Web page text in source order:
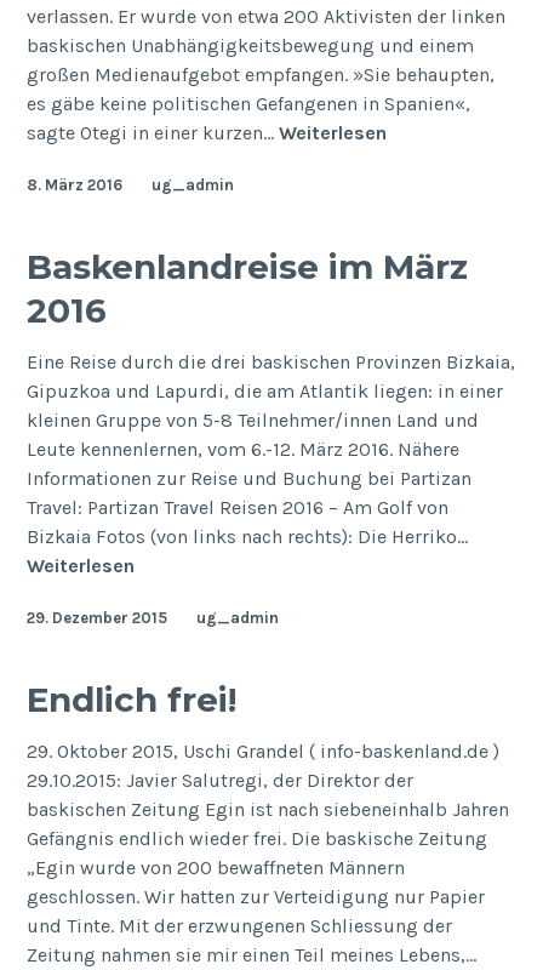
verlassen. Er wurde von etwa 200 Aktivisten der linken
baskischen Unabhängigkeitsbewegung und einem
großen Medienaufgebot empfangen. »Sie behaupten,
es gäbe keine politischen Gefangenen in Spanien«,
sagte Otegi in einer kurzen…Weiterlesen
8. März 2016 ug_admin
Baskenlandreise im März
2016
Eine Reise durch die drei baskischen Provinzen Bizkaia,
Gipuzkoa und Lapurdi, die am Atlantik liegen: in einer
kleinen Gruppe von 5-8 Teilnehmer/innen Land und
Leute kennenlernen, vom 6.-12. März 2016. Nähere
Informationen zur Reise und Buchung bei Partizan
Travel: Partizan Travel Reisen 2016 – Am Golf von
Bizkaia Fotos (von links nach rechts): Die Herriko…
Weiterlesen
März
29. Dezember 2015 ug_admin
Endlich frei!
29. Oktober 2015, Uschi Grandel ( info-baskenland.de )
29.10.2015: Javier Salutregi, der Direktor der
baskischen Zeitung Egin ist nach siebeneinhalb Jahren
Gefängnis endlich wieder frei. Die baskische Zeitung
„Egin wurde von 200 bewaffneten Männern
geschlossen. Wir hatten zur Verteidigung nur Papier
und Tinte. Mit der erzwungenen Schliessung der
Zeitung nahmen sie mir einen Teil meines Lebens,…